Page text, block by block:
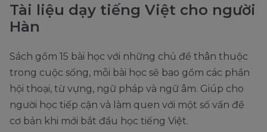
Tài liệu dạy tiếng Việt cho người
Hàn
Sách gồm 15 bài học với những chủ đề thân thuộc
trong cuộc sống, mỗi bài học sẽ bao gồm các phần
hội thoại, từ vựng, ngữ pháp và ngữ âm. Giúp cho
người học tiếp cận và làm quen với một số vấn đề
cơ bản khi mới bắt đầu học tiếng Việt.